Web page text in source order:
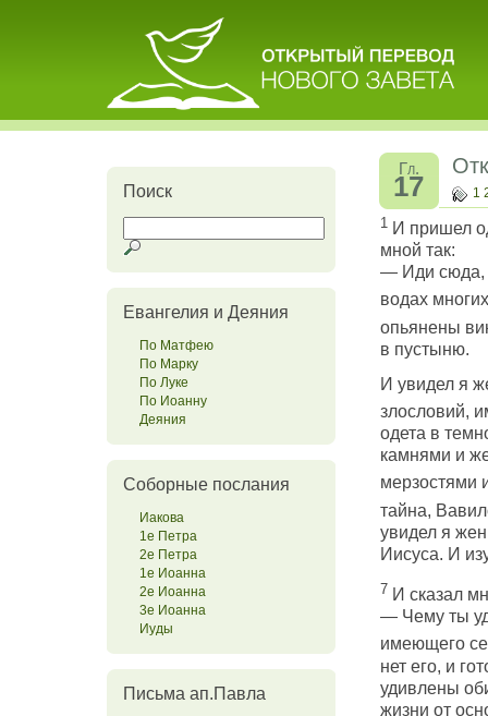
Поиск
Евангелия и Деяния
По Матфею
По Марку
По Луке
По Иоанну
Деяния
Соборные послания
Иакова
1е Петра
2е Петра
1е Иоанна
2е Иоанна
3е Иоанна
Иуды
Письма ап.Павла
Гл.
17 1
1И пришел
мной так:
— Иди сюда,
водах
опьянены
в пустыню.
И увидел я
злословий,
одета в
камнями и
мерзостями
тайна,
увидел я
Иисуса. И
7 И сказал
— Чему ты
имеющего
нет его, и
удивлены
жизни от